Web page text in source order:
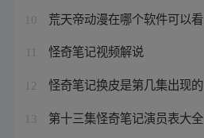
10 荒天帝动漫在哪个软件可以看
怪奇笔记视频解说
12 怪奇笔记换皮是第几集出现的
13 第十三集怪奇笔记演员表大全